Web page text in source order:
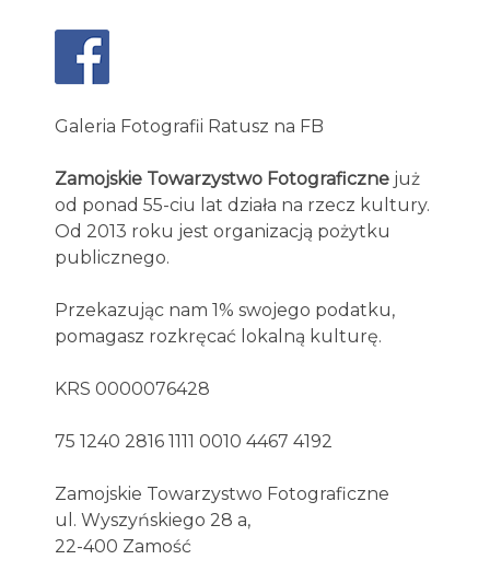
Galeria Fotografii Ratusz na FB
Zamojskie Towarzystwo Fotograficzne już
od ponad 55-ciu lat działa na rzecz kultury.
Od 2013 roku jest organizacją pożytku
publicznego.
Przekazując nam 1% swojego podatku,
pomagasz rozkręcać lokalną kulturę.
KRS 0000076428
75 1240 2816 1111 0010 4467 4192
Zamojskie Towarzystwo Fotograficzne
ul. Wyszyńskiego 28 a,
22-400 Zamość